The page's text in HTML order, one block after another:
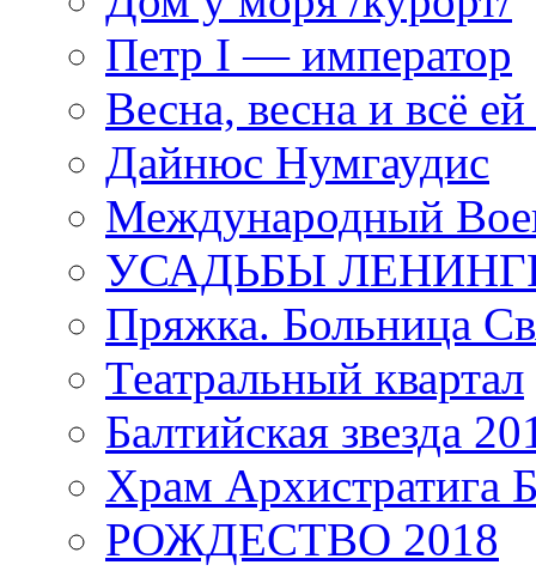
Петр I — император
Весна, весна и всё
Дайнюс Нумгаудис
Международный
УСАДЬБЫ
Пряжка. Больница
Театральный квартал
Балтийская звезда
Храм
РОЖДЕСТВО 2018